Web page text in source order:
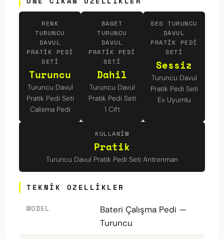
RENK
TURUNCU
DAVUL
PRATIK PEDI
SETI
Turuncu
Turuncu Davul
Pratik Pedi Seti
Calisma Pedi
BAGET
TURUNCU
DAVUL
PRATIK PEDI
SETI
Dahil
Turuncu Davul
Pratik Pedi Seti
1 Cift
SES TURUNCU
DAVUL
PRATIK PEDI
SETI
Sessiz
Turuncu Davul
Pratik Pedi Seti
Ev Uyumlu
KULLANIM
Pratik
Turuncu Davul Pratik Pedi Seti Antrenman
TEKNIK OZELLIKLER
MODEL
Bateri Çalışma Pedi —
Turuncu